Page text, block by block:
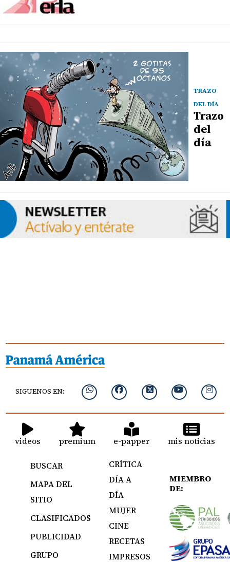
TRAZO
DEL DÍA
Trazo
del
día
SIGUENOS EN:
videos premium e-papper mis noticias
BUSCAR
MAPA DEL
SITIO
CLASIFICADOS
PUBLICIDAD
GRUPO
CRÍTICA
DÍA A
DÍA
MUJER
CINE
RECETAS
IMPRESOS
MIEMBRO
DE: